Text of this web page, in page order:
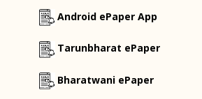
Android ePaper App
Tarunbharat ePaper
Bharatwani ePaper